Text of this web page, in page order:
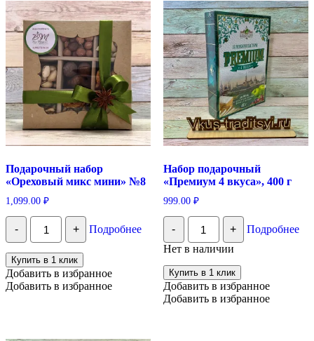
Подарочный набор
«Ореховый микс мини» №8
1,099.00 ₽
-
Количество
Подарочный
набор
"Ореховый
микс
мини"
№8
+ Подробнее
Купить в 1 клик
Добавить в избранное
Добавить в избранное
Набор подарочный
«Премиум 4 вкуса», 400 г
999.00 ₽
-
Количество
Набор
подарочный
"Премиум
4
вкуса",
400
г
+
Подробнее
Нет в наличии
Купить в 1 клик
Добавить в избранное
Добавить в избранное